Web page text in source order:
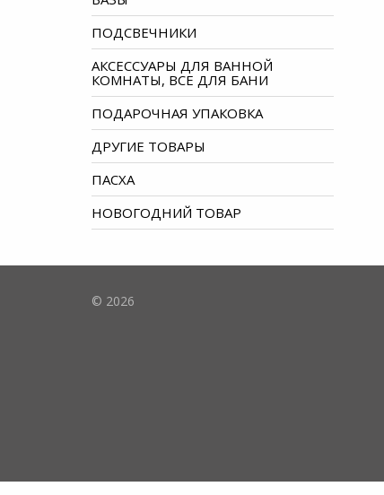
ПОДСВЕЧНИКИ
АКСЕССУАРЫ ДЛЯ ВАННОЙ
КОМНАТЫ, ВСЕ ДЛЯ БАНИ
ПОДАРОЧНАЯ УПАКОВКА
ДРУГИЕ ТОВАРЫ
ПАСХА
НОВОГОДНИЙ ТОВАР
© 2026